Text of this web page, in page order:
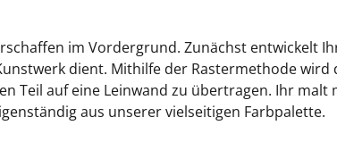
im Vordergrund. Zunächst entwickelt
dient. Mithilfe der Rastermethode wird
Teil auf eine Leinwand zu übertragen. Ihr malt
aus unserer vielseitigen Farbpalette.